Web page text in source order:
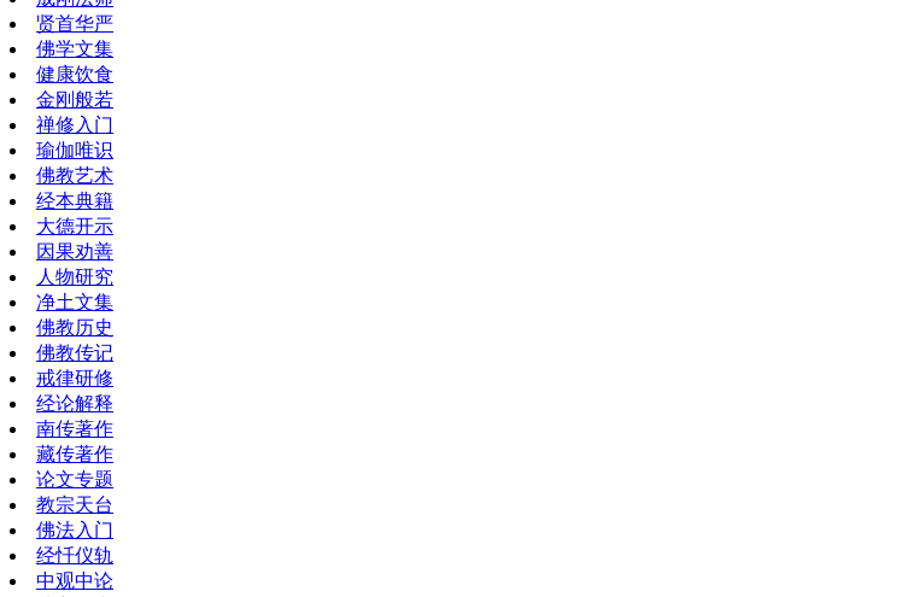
贤首华严
佛学文集
健康饮食
金刚般若
禅修入门
瑜伽唯识
佛教艺术
经本典籍
大德开示
因果劝善
人物研究
净土文集
佛教历史
佛教传记
戒律研修
经论解释
南传著作
藏传著作
论文专题
教宗天台
佛法入门
经忏仪轨
中观中论